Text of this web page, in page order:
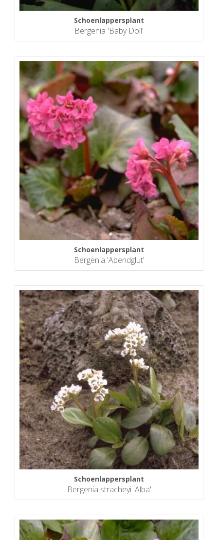
Schoenlappersplant
Bergenia 'Baby Doll'
Schoenlappersplant
Bergenia 'Abendglut'
Schoenlappersplant
Bergenia stracheyi 'Alba'